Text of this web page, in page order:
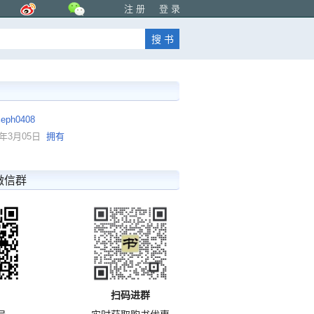
注 册 登 录
3月05日
拥有
信群
扫码进群